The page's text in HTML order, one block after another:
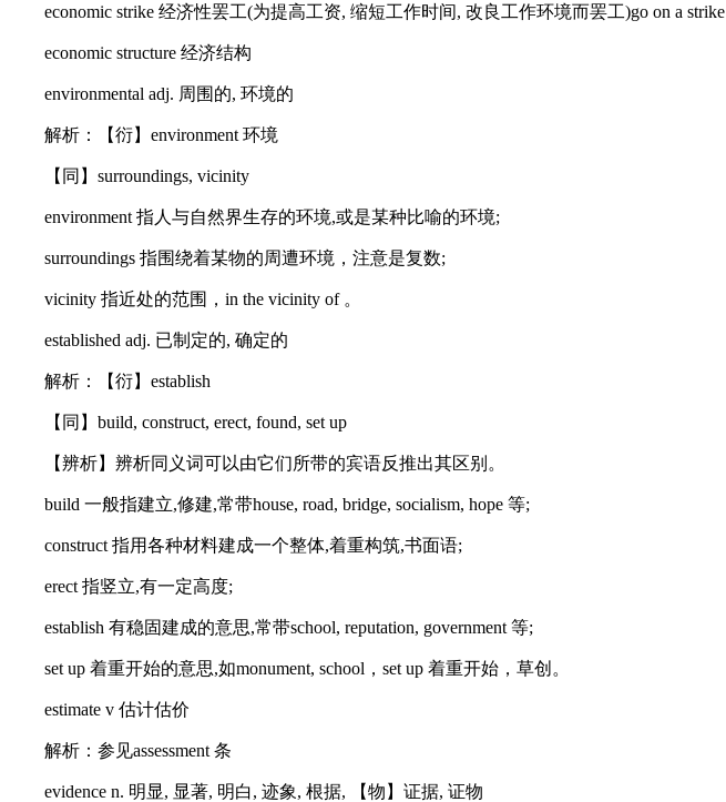
economic strike 经济性罢工(为提高工资, 缩短工作时间, 改良工作环境而罢工)go on a strike
economic structure 经济结构
environmental adj. 周围的, 环境的
解析：【衍】environment 环境
【同】surroundings, vicinity
environment 指人与自然界生存的环境,或是某种比喻的环境;
surroundings 指围绕着某物的周遭环境，注意是复数;
vicinity 指近处的范围，in the vicinity of 。
established adj. 已制定的, 确定的
解析：【衍】establish
【同】build, construct, erect, found, set up
【辨析】辨析同义词可以由它们所带的宾语反推出其区别。
build 一般指建立,修建,常带house, road, bridge, socialism, hope 等;
construct 指用各种材料建成一个整体,着重构筑,书面语;
erect 指竖立,有一定高度;
establish 有稳固建成的意思,常带school, reputation, government 等;
set up 着重开始的意思,如monument, school，set up 着重开始，草创。
estimate v 估计估价
解析：参见assessment 条
evidence n. 明显, 显著, 明白, 迹象, 根据, 【物】证据, 证物